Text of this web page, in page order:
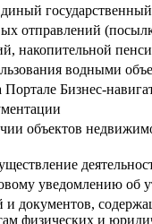
отправлений
накопительной
водными
Портале Бизнес-
объектов
уведомлению об
и документов,
физических и